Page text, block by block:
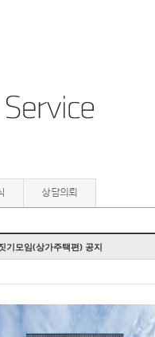
상담의뢰
기모임(상가주택편) 공지